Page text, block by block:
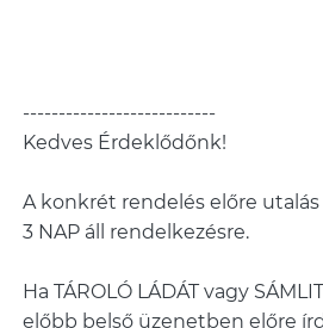
---------------------------
Kedves Érdeklődőnk!
A konkrét rendelés előre
3 NAP áll rendelkezésre.
Ha TÁROLÓ LÁDÁT vagy
előbb belső üzenetben előre